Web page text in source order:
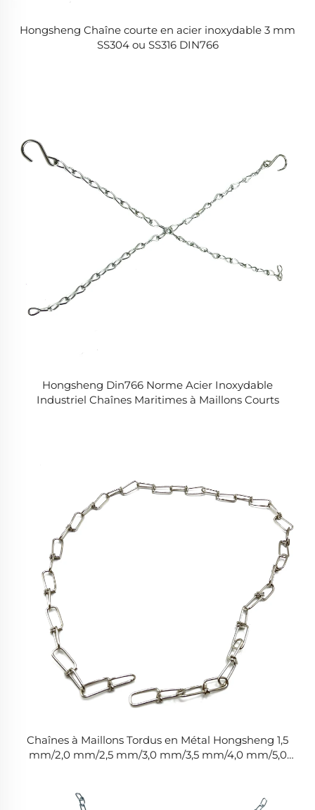
Hongsheng Chaîne courte en acier inoxydable 3 mm
SS304 ou SS316 DIN766
Hongsheng Din766 Norme Acier Inoxydable
Industriel Chaînes Maritimes à Maillons Courts
Chaînes à Maillons Tordus en Métal Hongsheng 1,5
mm/2,0 mm/2,5 mm/3,0 mm/3,5 mm/4,0 mm/5,0